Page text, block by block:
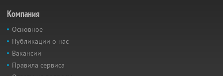
Компания
Основное
Публикации о нас
Вакансии
Правила сервиса